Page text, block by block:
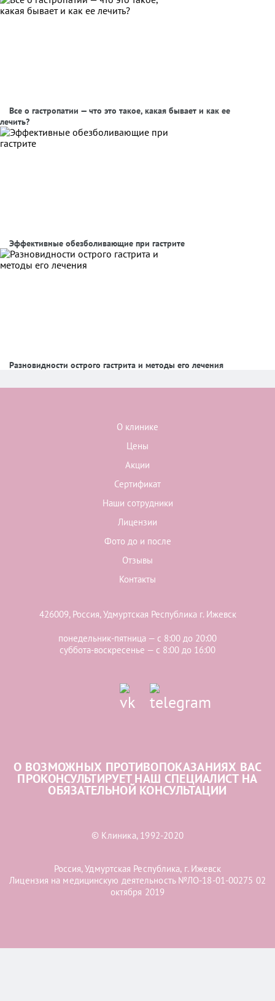
Все о гастропатии — что это такое, какая бывает и как ее
лечить?
Эффективные обезболивающие при гастрите
Разновидности острого гастрита и методы его лечения
О клинике
Цены
Акции
Сертификат
Наши сотрудники
Лицензии
Фото до и после
Отзывы
Контакты
426009, Россия, Удмуртская Республика г. Ижевск
понедельник-пятница — с 8:00 до 20:00
суббота-воскресенье — с 8:00 до 16:00
О ВОЗМОЖНЫХ ПРОТИВОПОКАЗАНИЯХ ВАС
ПРОКОНСУЛЬТИРУЕТ НАШ СПЕЦИАЛИСТ НА
ОБЯЗАТЕЛЬНОЙ КОНСУЛЬТАЦИИ
© Клиника, 1992-2020
Россия, Удмуртская Республика, г. Ижевск
Лицензия на медицинскую деятельность №ЛО-18-01-00275 02
октября 2019